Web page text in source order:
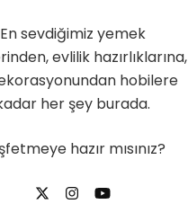
En sevdiğimiz yemek
evlilik hazırlıklarına,
hobilere
her şey burada.
hazır mısınız?